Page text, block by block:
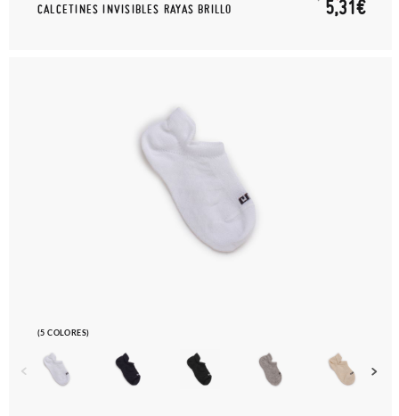
CALCETINES INVISIBLES RAYAS BRILLO 5,31€
(5 COLORES)